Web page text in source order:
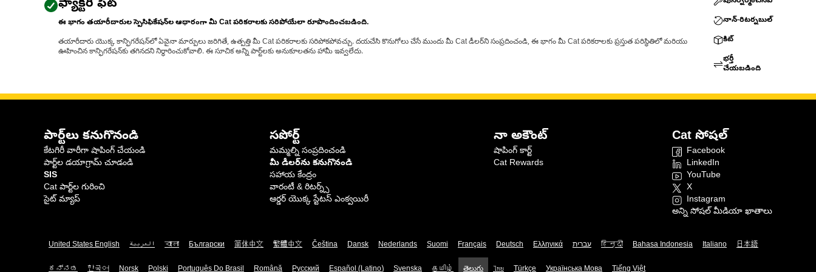
ఫ్యాక్టరీ ఫిట్
ఈ భాగం తయారీదారుల స్పెసిఫికేషన్‌ల ఆధారంగా మీ Cat పరికరాలకు సరిపోయేలా రూపొందించబడింది.
తయారీదారు యొక్క కాన్ఫిగరేషన్‌లో ఏవైనా మార్పులు జరిగితే, ఉత్పత్తి మీ Cat పరికరాలకు సరిపోకపోవచ్చు. దయచేసి కొనుగోలు చేసే ముందు మీ Cat డీలర్‌ని సంప్రదించండి, ఈ భాగం మీ Cat పరికరాలకు ప్రస్తుత పరిస్థితిలో మరియు
ఊహించిన కాన్ఫిగరేషన్‌కు తగినదని నిర్ధారించుకోవాలి. ఈ సూచిక అన్ని పార్ట్‌లకు అనుకూలతను హామీ ఇవ్వలేదు.
నాన్-రిటర్నబుల్
కిట్
భర్తీ
చేయబడింది
పార్ట్‌లు కనుగొనండి
కేటగిరీ వారీగా షాపింగ్ చేయండి
పార్ట్‌ల డయాగ్రామ్ చూడండి
SIS
Cat పార్ట్‌ల గురించి
సైట్ మ్యాప్
సపోర్ట్
మమ్మల్ని సంప్రదించండి
మీ డీలర్‌ను కనుగొనండి
సహాయ కేంద్రం
వారంటీ & రిటర్న్స్
ఆర్డర్ యొక్క స్టేటస్ ఎంక్వయిరీ
నా అకౌంట్
షాపింగ్ కార్ట్
Cat Rewards
Cat సోషల్
Facebook
LinkedIn
YouTube
X
Instagram
అన్ని సోషల్ మీడియా ఖాతాలు
United States English العربية বাংলা Български 简体中文 繁體中文 Čeština Dansk Nederlands Suomi Français Deutsch Ελληνικά עברית हिन्दी Bahasa Indonesia Italiano 日本語
ಕನ್ನಡ 한국어 Norsk Polski Português Do Brasil Română Русский Español (Latino) Svenska தமிழ் తెలుగు ไทย Türkçe Українська Мова Tiếng Việt